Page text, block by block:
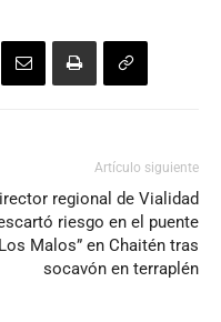
Artículo siguiente
regional de Vialidad
riesgo en el puente
Malos” en Chaitén tras
socavón en terraplén